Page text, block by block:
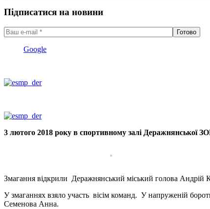
Підписатися на новини
Google
3 лютого 2018 року в спортивному залі
Змагання відкрили Деражнянський міський голова
У змаганнях взяло участь вісім команд. У напруженій
Семенова Анна.